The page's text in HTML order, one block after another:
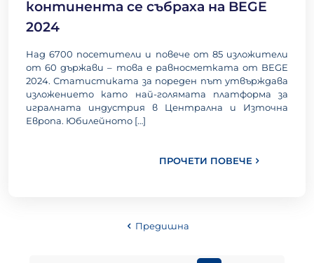
континента се събраха на BEGE
2024
Над 6700 посетители и повече от 85 изложители
от 60 държави – това е равносметката от BEGE
2024. Статистиката за пореден път утвърждава
изложението като най-голямата платформа за
игралната индустрия в Централна и Източна
Европа. Юбилейното […]
ПРОЧЕТИ ПОВЕЧЕ
Предишна